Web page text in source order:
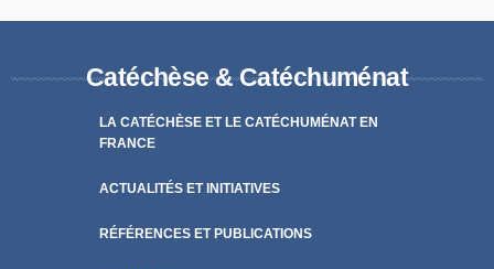
Catéchèse & Catéchuménat
LA CATÉCHÈSE ET LE CATÉCHUMÉNAT EN
FRANCE
ACTUALITÉS ET INITIATIVES
RÉFÉRENCES ET PUBLICATIONS